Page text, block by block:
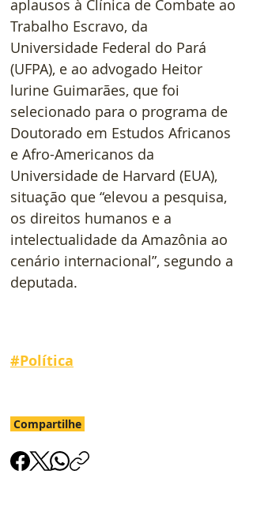
aplausos à Clínica de Combate ao
Trabalho Escravo, da
Universidade Federal do Pará
(UFPA), e ao advogado Heitor
lurine Guimarães, que foi
selecionado para o programa de
Doutorado em Estudos Africanos
e Afro-Americanos da
Universidade de Harvard (EUA),
situação que “elevou a pesquisa,
os direitos humanos e a
intelectualidade da Amazônia ao
cenário internacional”, segundo a
deputada.
#Política
Compartilhe